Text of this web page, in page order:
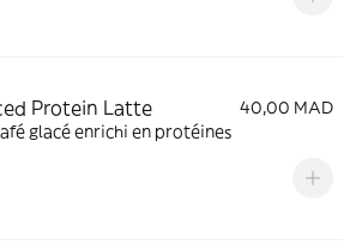
Protein Latte
40,00 MAD
glacé enrichi en protéines